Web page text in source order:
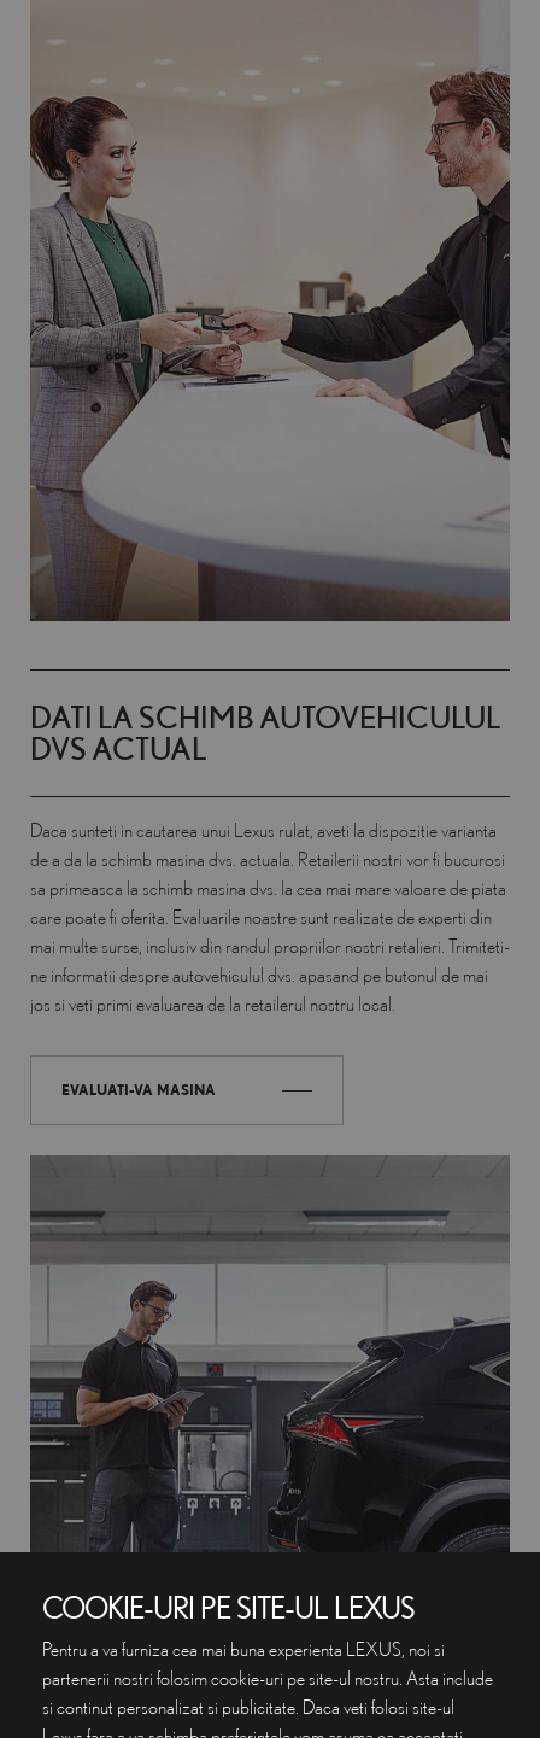
DATI LA SCHIMB AUTOVEHICULUL
DVS ACTUAL
Daca sunteti in cautarea unui Lexus rulat, aveti la dispozitie varianta
de a da la schimb masina dvs. actuala. Retailerii nostri vor fi bucurosi
sa primeasca la schimb masina dvs. la cea mai mare valoare de piata
care poate fi oferita. Evaluarile noastre sunt realizate de experti din
mai multe surse, inclusiv din randul propriilor nostri retalieri. Trimiteti-
ne informatii despre autovehiculul dvs. apasand pe butonul de mai
jos si veti primi evaluarea de la retailerul nostru local.
EVALUATI-VA MASINA
COOKIE-URI PE SITE-UL LEXUS
Pentru a va furniza cea mai buna experienta LEXUS, noi si
partenerii nostri folosim cookie-uri pe site-ul nostru. Asta include
si continut personalizat si publicitate. Daca veti folosi site-ul